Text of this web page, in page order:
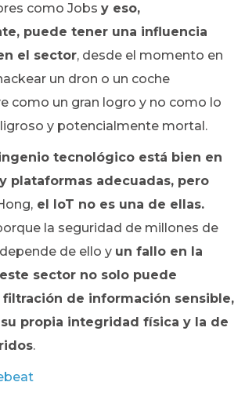
como Jobsy eso,
puede tener una influencia
el sector, desde el momento en
un dron o un coche
como un gran logro y no como lo
y potencialmente mortal.
tecnológico está bien en
plataformas adecuadas, pero
el IoT no es una de ellas.
la seguridad de millones de
de ello y un fallo en la
sector no solo puede
filtración de información sensible,
propia integridad física y la de
.